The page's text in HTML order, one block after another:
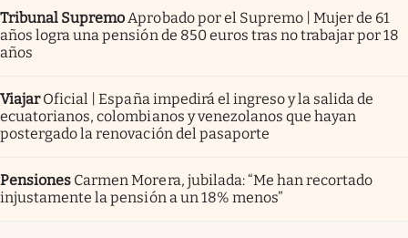
Tribunal Supremo Aprobado por el Supremo | Mujer de 61
años logra una pensión de 850 euros tras no trabajar por 18
años
Viajar Oficial | España impedirá el ingreso y la salida de
ecuatorianos, colombianos y venezolanos que hayan
postergado la renovación del pasaporte
Pensiones Carmen Morera, jubilada: “Me han recortado
injustamente la pensión a un 18% menos”